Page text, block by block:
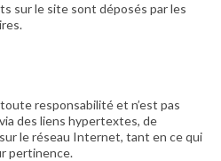
sur le site sont déposés par les
responsabilité et n’est pas
des liens hypertextes, de
le réseau Internet, tant en ce qui
pertinence.